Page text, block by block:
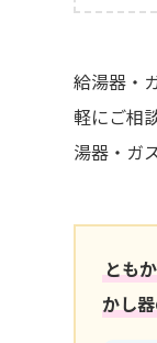
給湯器・
軽にご相
湯器・ガ
とも
かし